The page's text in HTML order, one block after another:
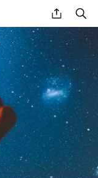
share